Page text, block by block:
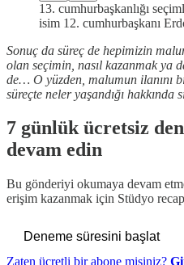
13. cumhurbaşkanlığı
isim 12. cumhurbaşkanı
Sonuç da süreç de hepimizin
olan seçimin, nasıl kazanmak ya
de… O yüzden, malumun ilanını
süreçte neler yaşandığı hakkında
7 günlük ücretsiz
devam edin
Bu gönderiyi okumaya devam
erişim kazanmak için Stüdyo recap
Deneme süresini başlat
Zaten ücretli bir abone misiniz?